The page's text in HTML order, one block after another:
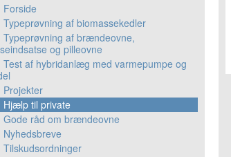
Forside
Typeprøvning af biomassekedler
Typeprøvning af brændeovne,
og pilleovne
Test af hybridanlæg med varmepumpe og
Projekter
Hjælp til private
Gode råd om brændeovne
Nyhedsbreve
Tilskudsordninger